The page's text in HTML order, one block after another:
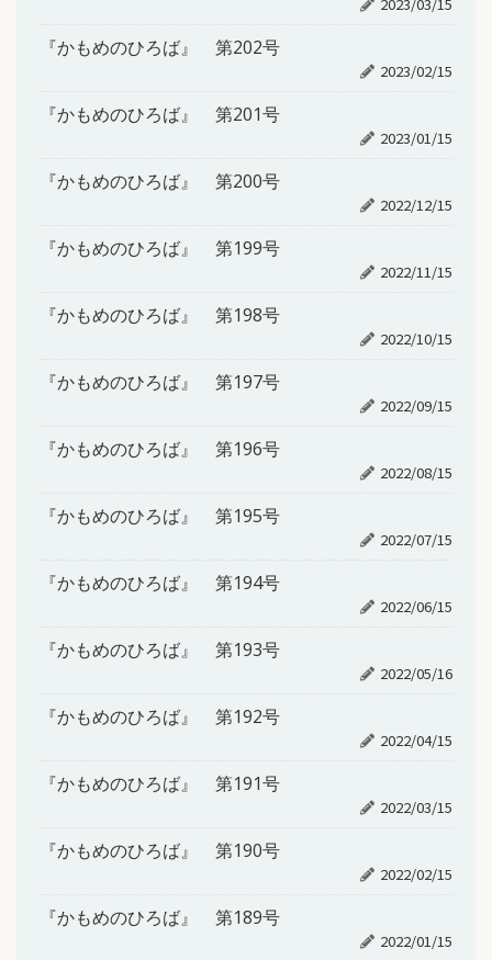
『かもめのひろば』 第202号
2023/02/15
『かもめのひろば』 第201号
2023/01/15
『かもめのひろば』 第200号
2022/12/15
『かもめのひろば』 第199号
2022/11/15
『かもめのひろば』 第198号
2022/10/15
『かもめのひろば』 第197号
2022/09/15
『かもめのひろば』 第196号
2022/08/15
『かもめのひろば』 第195号
2022/07/15
『かもめのひろば』 第194号
2022/06/15
『かもめのひろば』 第193号
2022/05/16
『かもめのひろば』 第192号
2022/04/15
『かもめのひろば』 第191号
2022/03/15
『かもめのひろば』 第190号
2022/02/15
『かもめのひろば』 第189号
2022/01/15